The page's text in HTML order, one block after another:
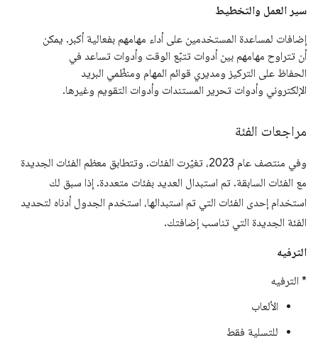
سير العمل والتخطيط
إضافات لمساعدة المستخدمين على أداء مهامهم بفعالية أكبر. يمكن
أن تتراوح مهامهم بين أدوات تتبّع الوقت وأدوات تساعد في
الحفاظ على التركيز ومديري قوائم المهام ومنظّمي البريد
الإلكتروني وأدوات تحرير المستندات وأدوات التقويم وغيرها.
مراجعات الفئة
وفي منتصف عام 2023، تغيّرت الفئات. وتتطابق معظم الفئات الجديدة
مع الفئات السابقة. تم استبدال العديد بفئات متعددة. إذا سبق لك
استخدام إحدى الفئات التي تم استبدالها، استخدم الجدول أدناه لتحديد
الفئة الجديدة التي تناسب إضافتك.
الترفيه
* الترفيه
الألعاب
للتسلية فقط